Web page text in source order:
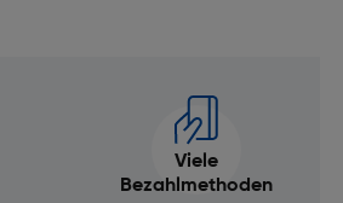
Viele
Bezahlmethoden